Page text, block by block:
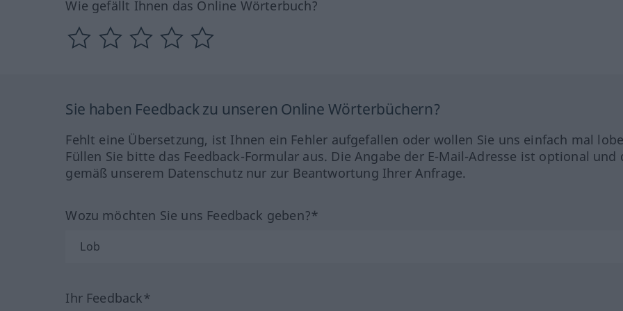
Wie gefällt Ihnen das Online Wörterbuch?
Sie haben Feedback zu unseren Online Wörterbüchern?
Fehlt eine Übersetzung, ist Ihnen ein Fehler aufgefallen oder wollen Sie uns einfach mal
Füllen Sie bitte das Feedback-Formular aus. Die Angabe der E-Mail-Adresse ist optional und
gemäß unserem Datenschutz nur zur Beantwortung Ihrer Anfrage.
Wozu möchten Sie uns Feedback geben?*
Ihr Feedback*